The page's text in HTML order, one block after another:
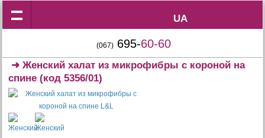
UA
UA
(067) 695-60-60
➜Женский халат из микрофибры с короной на
спине (код 5356/01)